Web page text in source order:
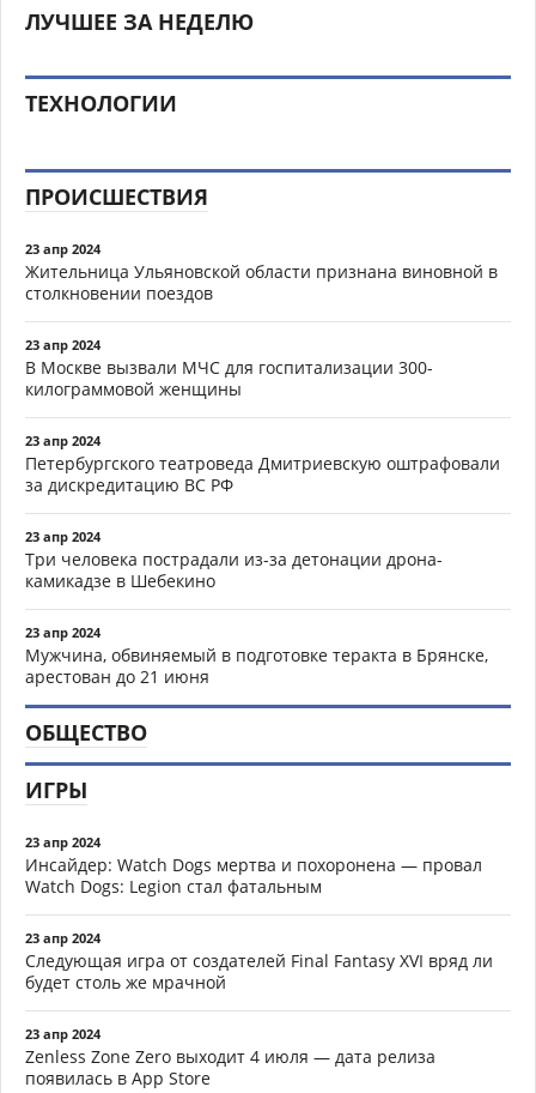
ЛУЧШЕЕ ЗА НЕДЕЛЮ
ТЕХНОЛОГИИ
ПРОИСШЕСТВИЯ
23 апр 2024
Жительница Ульяновской области признана виновной в
столкновении поездов
23 апр 2024
В Москве вызвали МЧС для госпитализации 300-
килограммовой женщины
23 апр 2024
Петербургского театроведа Дмитриевскую оштрафовали
за дискредитацию ВС РФ
23 апр 2024
Три человека пострадали из-за детонации дрона-
камикадзе в Шебекино
23 апр 2024
Мужчина, обвиняемый в подготовке теракта в Брянске,
арестован до 21 июня
ОБЩЕСТВО
ИГРЫ
23 апр 2024
Инсайдер: Watch Dogs мертва и похоронена — провал
Watch Dogs: Legion стал фатальным
23 апр 2024
Следующая игра от создателей Final Fantasy XVI вряд ли
будет столь же мрачной
23 апр 2024
Zenless Zone Zero выходит 4 июля — дата релиза
появилась в App Store